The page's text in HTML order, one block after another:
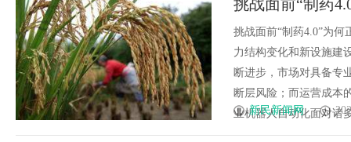
挑战面前“制药
挑战面前“制药4.0”为
力结构变化和新设施建
断进步，市场对具备专
断层风险；而运营成本
业机器人自动化面对诸
新民新闻网